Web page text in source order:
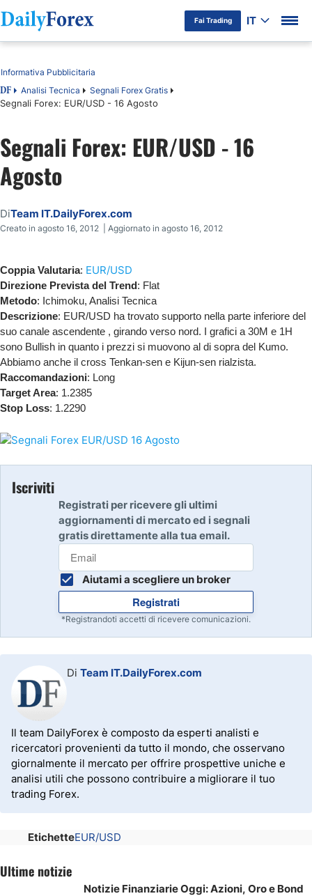
Fai Trading IT
Indice
DF Analisi Tecnica Segnali Forex Gratis
Segnali Forex: EUR/USD - 16 Agosto
Informativa Pubblicitaria
Segnali Forex: EUR/USD - 16
Agosto
DiTeam IT.DailyForex.com
Creato in agosto 16, 2012 | Aggiornato in agosto 16, 2012
Coppia Valutaria: EUR/USD
Direzione Prevista del Trend: Flat
Metodo: Ichimoku, Analisi Tecnica
Descrizione: EUR/USD ha trovato supporto nella parte inferiore del
suo canale ascendente , girando verso nord. I grafici a 30M e 1H
sono Bullish in quanto i prezzi si muovono al di sopra del Kumo.
Abbiamo anche il cross Tenkan-sen e Kijun-sen rialzista.
Raccomandazioni: Long
Target Area: 1.2385
Stop Loss: 1.2290
Iscriviti
Registrati per ricevere gli ultimi
aggiornamenti di mercato ed i segnali
gratis direttamente alla tua email.
Aiutami a scegliere un broker
Registrati
*Registrandoti accetti di ricevere comunicazioni.
Di Team IT.DailyForex.com
Il team DailyForex è composto da esperti analisti e
ricercatori provenienti da tutto il mondo, che osservano
giornalmente il mercato per offrire prospettive uniche e
analisi utili che possono contribuire a migliorare il tuo
trading Forex.
EtichetteEUR/USD
Ultime notizie
Notizie Finanziarie Oggi: Azioni, Oro e Bond